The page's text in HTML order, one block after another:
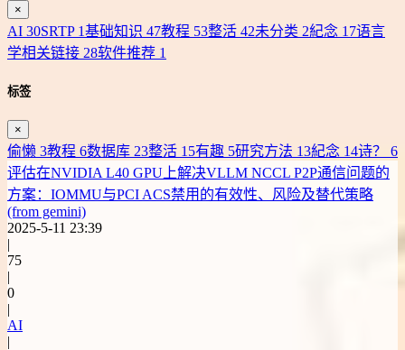
×
AI 30SRTP 1基础知识 47教程 53整活 42未分类 2紀念 17语言
学相关链接 28软件推荐 1
标签
×
偷懒 3教程 6数据库 23整活 15有趣 5研究方法 13紀念 14诗？ 6
评估在NVIDIA L40 GPU上解决VLLM NCCL P2P通信问题的
方案：IOMMU与PCI ACS禁用的有效性、风险及替代策略
(from gemini)
2025-5-11 23:39
|
75
|
0
|
AI
|